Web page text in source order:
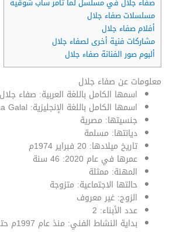
مسلسلات صفاء جلال
أفلام صفاء جلال
مشاركات فنية أخرى لصفاء جلال
ألبوم صور الفنانة صفاء جلال
معلومات عن صفاء جلال
اسمها الكامل باللغة العربية: صفاء جلال
اسمها الكامل باللغة الإنجليزية: Safaa Galal
جنسيتها: مصرية
ديانتها: مسلمة
تاريخ ميلادها: 20 فبراير 1974م
عمرها في عام 2020: 46 سنة
المهنة: ممثلة
حالتها الاجتماعية: متزوجة
الزوج: غير معروف
عدد الأبناء: 2
بداية النشاط الفني: منذ عام 1997م حتى الآن